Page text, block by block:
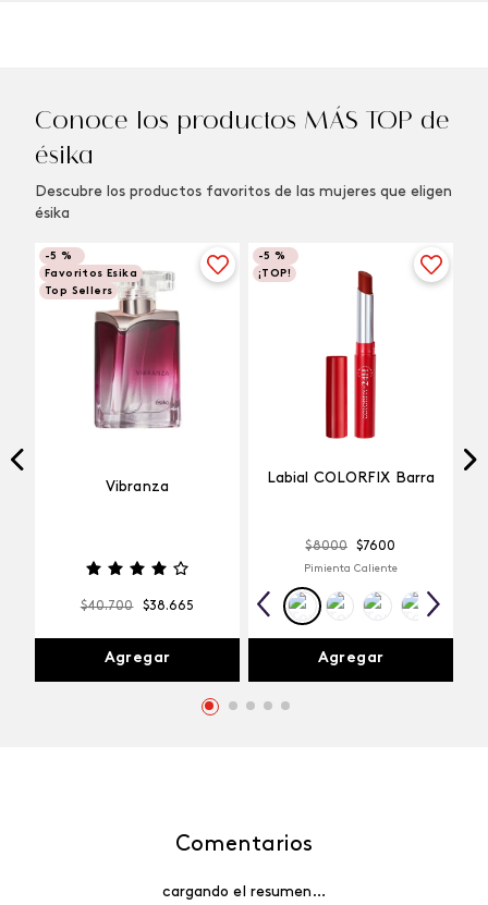
Conoce los productos MÁS TOP de
ésika
Descubre los productos favoritos de las mujeres que eligen
ésika
-5 %
Favoritos Esika
Top Sellers
Vibranza
$40.700 $38.665
Agregar
-5 %
¡TOP!
Labial COLORFIX Barra
$8000 $7600
Pimienta Caliente
Agregar
Comentarios
cargando el resumen…